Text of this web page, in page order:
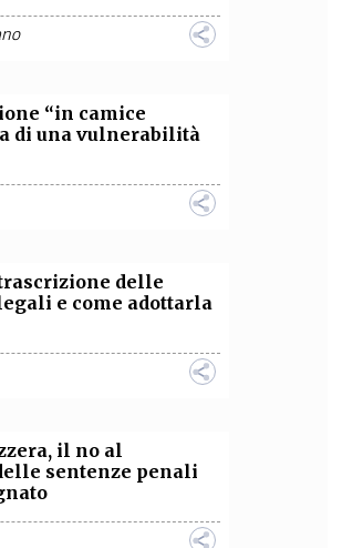
“in camice
di una vulnerabilità
delle
e come adottarla
il no al
sentenze penali